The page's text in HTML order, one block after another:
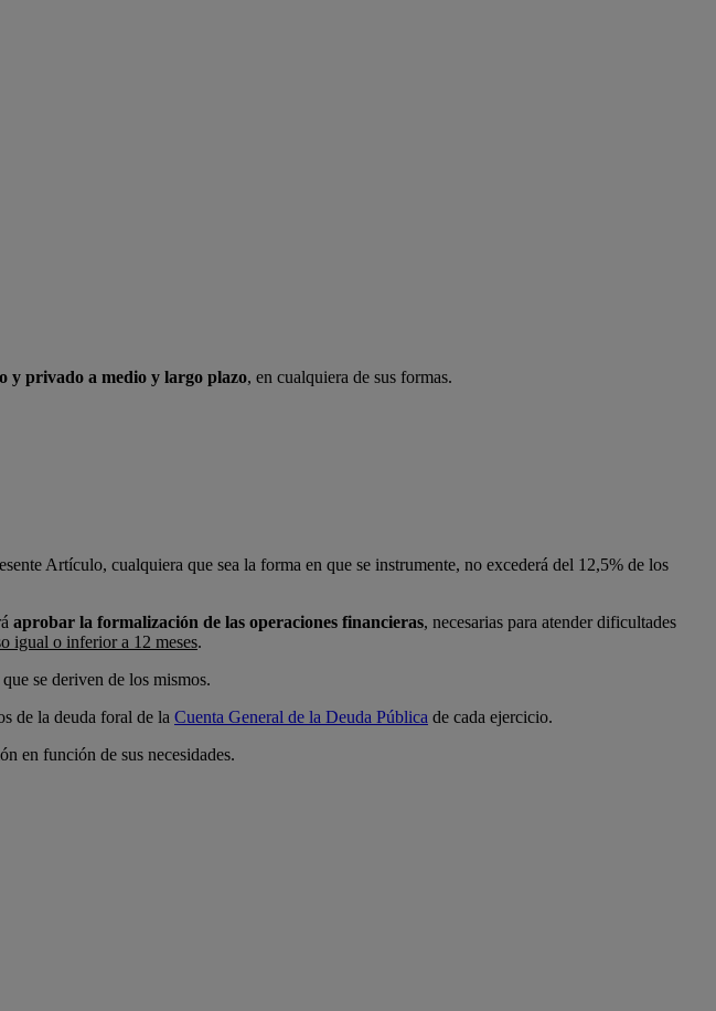
y privado a medio y largo plazo, en cualquiera de sus formas.
Artículo, cualquiera que sea la forma en que se instrumente, no excederá del 12,5% de los
aprobar la formalización de las operaciones financieras, necesarias para atender dificultades
igual o inferior a 12 meses.
se deriven de los mismos.
de la deuda foral de la Cuenta General de la Deuda Pública de cada ejercicio.
en función de sus necesidades.